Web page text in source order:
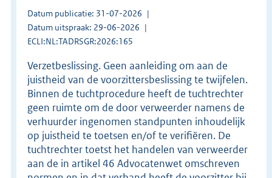
Datum publicatie: 31-07-2026
Datum uitspraak: 29-06-2026
ECLI:NL:TADRSGR:2026:165
Verzetbeslissing. Geen aanleiding om aan de
juistheid van de voorzittersbeslissing te twijfelen.
Binnen de tuchtprocedure heeft de tuchtrechter
geen ruimte om de door verweerder namens de
verhuurder ingenomen standpunten inhoudelijk
op juistheid te toetsen en/of te verifiëren. De
tuchtrechter toetst het handelen van verweerder
aan de in artikel 46 Advocatenwet omschreven